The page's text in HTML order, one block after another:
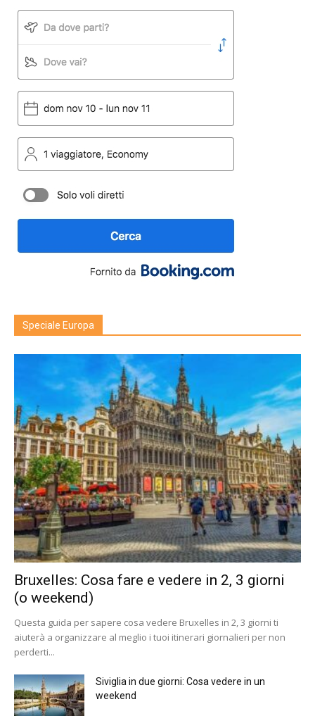
Speciale Europa
Bruxelles: Cosa fare e vedere in 2, 3 giorni
(o weekend)
Questa guida per sapere cosa vedere Bruxelles in 2, 3 giorni ti
aiuterà a organizzare al meglio i tuoi itinerari giornalieri per non
perderti...
Siviglia in due giorni: Cosa vedere in un
weekend